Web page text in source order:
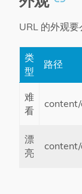
URL 的外观要
类
型
路径
难
看
漂
亮